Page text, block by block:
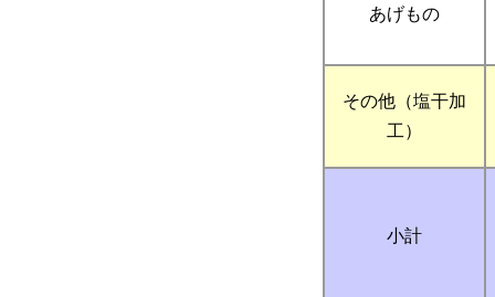
あげもの
その他（塩干加
工）
小計